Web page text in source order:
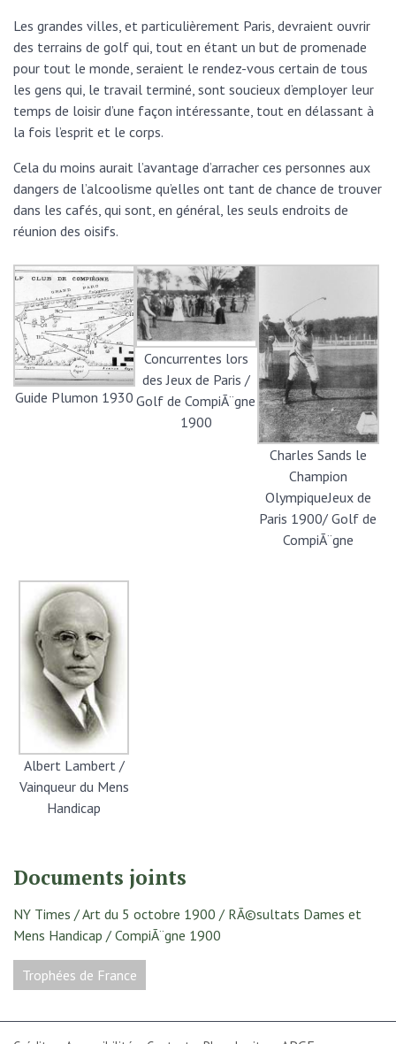
Les grandes villes, et particulièrement Paris, devraient ouvrir
des terrains de golf qui, tout en étant un but de promenade
pour tout le monde, seraient le rendez-vous certain de tous
les gens qui, le travail terminé, sont soucieux d’employer leur
temps de loisir d’une façon intéressante, tout en délassant à
la fois l’esprit et le corps.
Cela du moins aurait l’avantage d’arracher ces personnes aux
dangers de l’alcoolisme qu’elles ont tant de chance de trouver
dans les cafés, qui sont, en général, les seuls endroits de
réunion des oisifs.
Guide Plumon 1930
Concurrentes lors
des Jeux de Paris /
Golf de CompiÃ¨gne
1900
Charles Sands le
Champion
OlympiqueJeux de
Paris 1900/ Golf de
CompiÃ¨gne
Albert Lambert /
Vainqueur du Mens
Handicap
Documents joints
NY Times / Art du 5 octobre 1900 / RÃ©sultats Dames et
Mens Handicap / CompiÃ¨gne 1900
Trophées de France